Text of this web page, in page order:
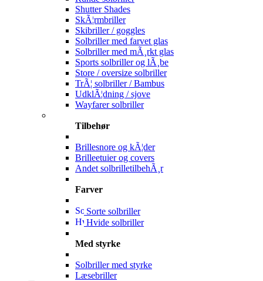
Shutter Shades
SkÃ¦rmbriller
Skibriller / goggles
Solbriller med farvet glas
Solbriller med mÃ¸rkt glas
Sports solbriller og lÃ¸be
Store / oversize solbriller
TrÃ¦ solbriller / Bambus
UdklÃ¦dning / sjove
Wayfarer solbriller
Tilbehør
Brillesnore og kÃ¦der
Brilleetuier og covers
Andet solbrilletilbehÃ¸r
Farver
Sorte solbriller
Hvide solbriller
Med styrke
Solbriller med styrke
Læsebriller